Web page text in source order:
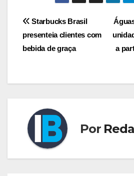
Navegação
de
a
Starbucks Brasil
presenteia clientes com
bebida de graça
Por